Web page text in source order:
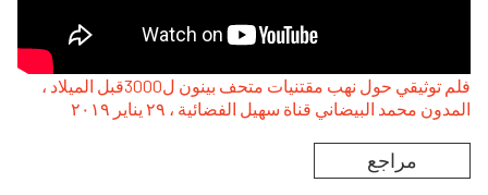
فلم توثيقي حول نهب مقتنيات متحف بينون ل3000قبل الميلاد ،
المدون محمد البيضاني قناة سهيل الفضائية ، ۲۹ يناير ۲۰۱۹
مراجع